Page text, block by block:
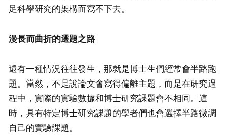
足科學研究的架構而寫不下去。
漫長而曲折的選題之路
還有一種情況往往發生，那就是博士生們經常會半路跑
題。當然，不是說論文會寫得偏離主題，而是在研究過
程中，實際的實驗數據和博士研究課題會不相同。這
時，具有特定博士研究課題的學者們也會選擇半路微調
自己的實驗課題。